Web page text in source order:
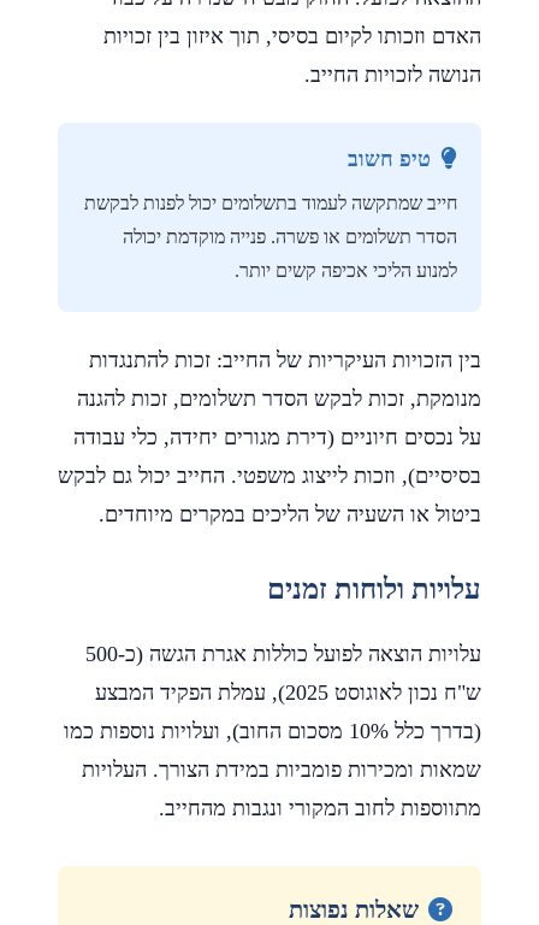
האדם וזכותו לקיום בסיסי, תוך איזון בין זכויות
הנושה לזכויות החייב.
טיפ חשוב
חייב שמתקשה לעמוד בתשלומים יכול לפנות לבקשת
הסדר תשלומים או פשרה. פנייה מוקדמת יכולה
למנוע הליכי אכיפה קשים יותר.
בין הזכויות העיקריות של החייב: זכות להתנגדות
מנומקת, זכות לבקש הסדר תשלומים, זכות להגנה
על נכסים חיוניים (דירת מגורים יחידה, כלי עבודה
בסיסיים), וזכות לייצוג משפטי. החייב יכול גם לבקש
ביטול או השעיה של הליכים במקרים מיוחדים.
עלויות ולוחות זמנים
עלויות הוצאה לפועל כוללות אגרת הגשה (כ-500
ש"ח נכון לאוגוסט 2025), עמלת הפקיד המבצע
(בדרך כלל 10% מסכום החוב), ועלויות נוספות כמו
שמאות ומכירות פומביות במידת הצורך. העלויות
מתווספות לחוב המקורי ונגבות מהחייב.
שאלות נפוצות